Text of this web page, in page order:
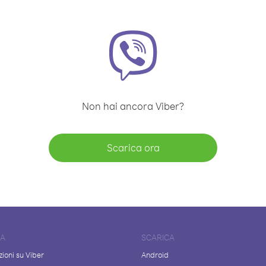
Non hai ancora Viber?
Scarica ora
su Viber
SCARICA
Android